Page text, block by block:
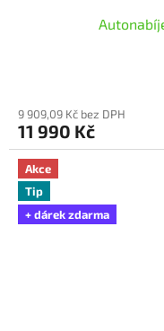
9 909,09 Kč bez DPH
11 990 Kč
Akce
Tip
+ dárek zdarma